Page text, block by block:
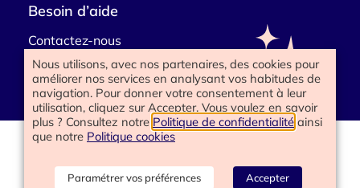
Besoin d’aide
Contactez-nous
www.happyend.life 2025
Politique de confidentialité
Mentions légales
Nous utilisons, avec nos partenaires, des cookies pour
améliorer nos services en analysant vos habitudes de
navigation. Pour donner votre consentement à leur
utilisation, cliquez sur Accepter. Vous voulez en savoir
plus ? Consultez notre Politique de confidentialité ainsi
que notre Politique cookies
Paramétrer vos préférences Accepter